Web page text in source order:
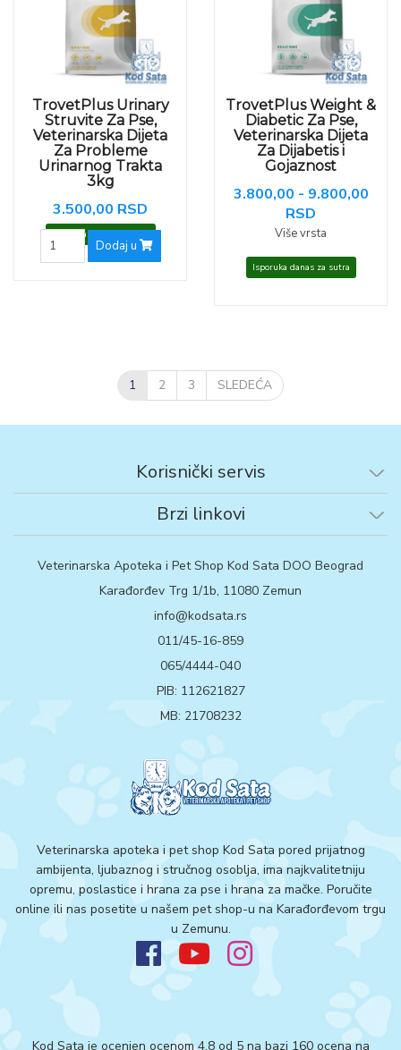
TrovetPlus Urinary
Struvite Za Pse,
Veterinarska Dijeta
Za Probleme
Urinarnog Trakta
3kg
3.500,00 RSD
Isporuka danas za sutra
Dodaj u
TrovetPlus Weight &
Diabetic Za Pse,
Veterinarska Dijeta
Za Dijabetis i
Gojaznost
3.800,00 - 9.800,00
RSD
Više vrsta
Isporuka danas za sutra
1 2 3 SLEDEĆA
Korisnički servis
Brzi linkovi
Veterinarska Apoteka i Pet Shop Kod Sata DOO Beograd
Karađorđev Trg 1/1b, 11080 Zemun
info@kodsata.rs
011/45-16-859
065/4444-040
PIB: 112621827
MB: 21708232
Veterinarska apoteka i pet shop Kod Sata pored prijatnog
ambijenta, ljubaznog i stručnog osoblja, ima najkvalitetniju
opremu, poslastice i hrana za pse i hrana za mačke. Poručite
online ili nas posetite u našem pet shop-u na Karađorđevom trgu
u Zemunu.
Kod Sata je ocenjen ocenom 4.8 od 5 na bazi 160 ocena na